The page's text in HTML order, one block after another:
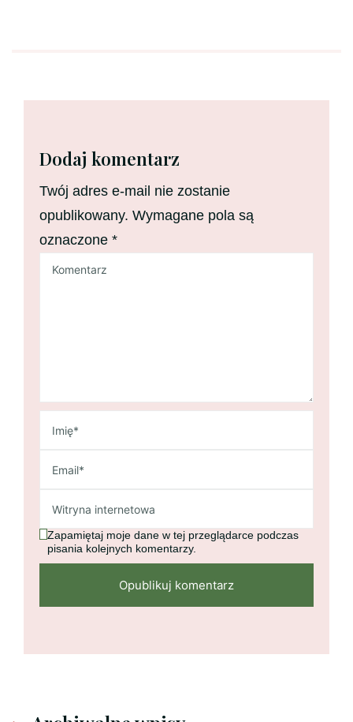
Dodaj komentarz
Twój adres e-mail nie zostanie
opublikowany. Wymagane pola są
oznaczone *
Zapamiętaj moje dane w tej przeglądarce podczas
pisania kolejnych komentarzy.